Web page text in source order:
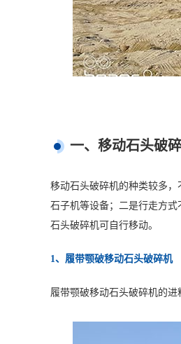
一、移动石头破
移动石头破碎机的种类较多
石子机等设备；二是行走方
石头破碎机可自行移动。
1、履带颚破移动石头破碎机
履带颚破移动石头破碎机的进